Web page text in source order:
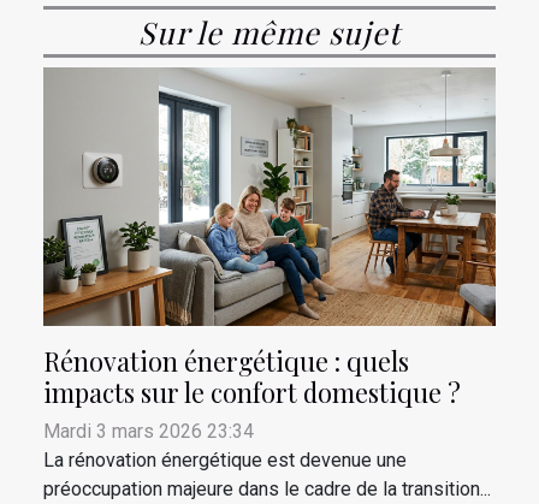
Sur le même sujet
Rénovation énergétique : quels
impacts sur le confort domestique ?
Mardi 3 mars 2026 23:34
La rénovation énergétique est devenue une
préoccupation majeure dans le cadre de la transition...